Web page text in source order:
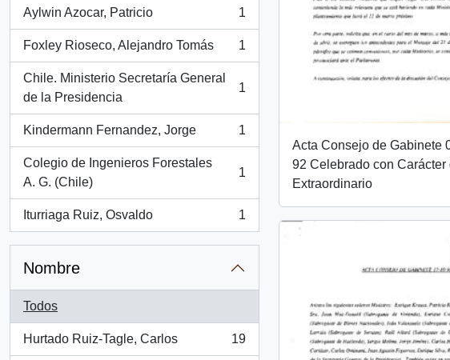
Aylwin Azocar, Patricio
, 1 resultados
1
Foxley Rioseco, Alejandro Tomás
, 1 resultados
1
Chile. Ministerio Secretaría General
de la Presidencia
, 1 resultados
1
Kindermann Fernandez, Jorge
, 1 resultados
1
Colegio de Ingenieros Forestales
A. G. (Chile)
, 1 resultados
1
Iturriaga Ruiz, Osvaldo
, 1 resultados
1
Nombre
Todos
Hurtado Ruiz-Tagle, Carlos
, 19 resultados
19
Acta Consejo de Gabinete
92 Celebrado con Carácter
Extraordinario